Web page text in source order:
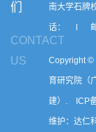
们
CONTACT
US
南大学石
话： l 邮
Copyright ©
育研究院（
建）. ICP
维护：达仁